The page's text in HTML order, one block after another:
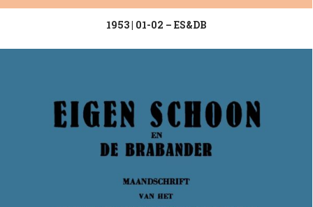
1953 | 01-02 – ES&DB